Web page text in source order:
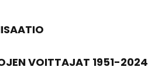
VOITTAJAT 1951-2024